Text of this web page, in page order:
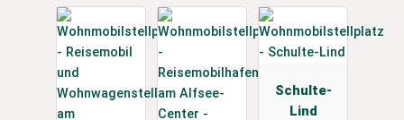
Schulte-
Lind